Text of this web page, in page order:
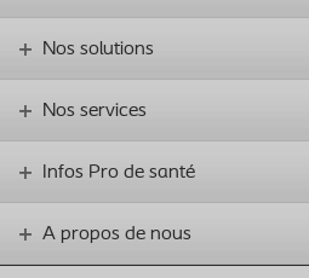
Nos solutions
Nos services
Infos Pro de santé
A propos de nous